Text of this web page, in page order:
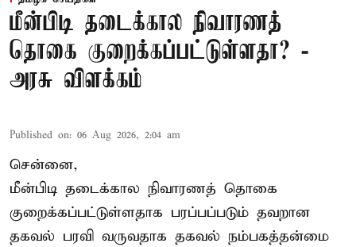
மீன்பிடி தடைக்கால நிவாரணத்
தொகை குறைக்கப்பட்டுள்ளதா? -
அரசு விளக்கம்
Published on: 06 Aug 2026, 2:04 am
சென்னை,
மீன்பிடி தடைக்கால நிவாரணத் தொகை
குறைக்கப்பட்டுள்ளதாக பரப்பப்படும் தவறான
தகவல் பரவி வருவதாக தகவல் நம்பகத்தன்மை